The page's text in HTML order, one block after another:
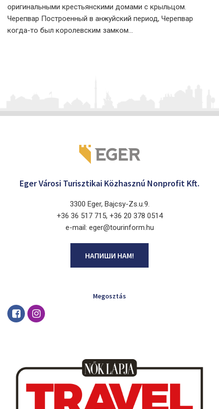
оригинальными крестьянскими домами с крыльцом.
Черепвар Построенный в анжуйский период, Черепвар
когда-то был королевским замком...
Eger Városi Turisztikai Közhasznú Nonprofit Kft.
3300 Eger, Bajcsy-Zs.u.9.
+36 36 517 715, +36 20 378 0514
e-mail: eger@tourinform.hu
НАПИШИ НАМ!
Megosztás